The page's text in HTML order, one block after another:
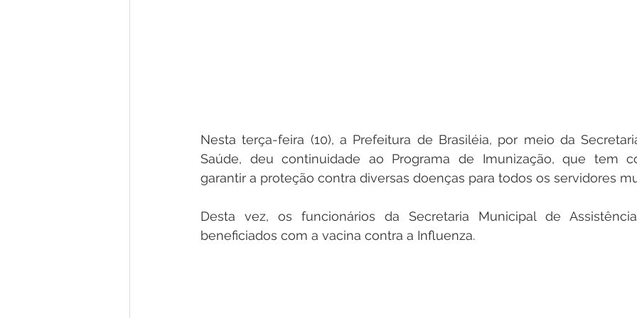
Nesta terça-feira (10), a Prefeitura de Brasiléia, por meio da
Saúde, deu continuidade ao Programa de Imunização, que tem
garantir a proteção contra diversas doenças para todos os servidores
Desta vez, os funcionários da Secretaria Municipal de
beneficiados com a vacina contra a Influenza.